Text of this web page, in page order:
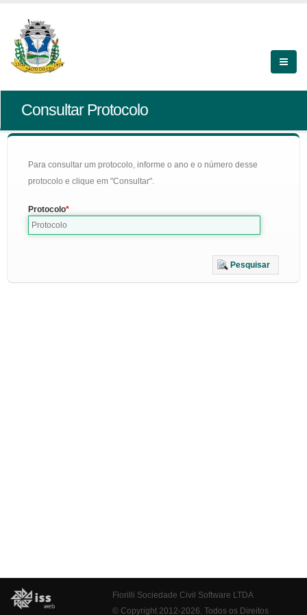
Consultar Protocolo
Para consultar um protocolo, informe o ano e o número desse
protocolo e clique em "Consultar".
Protocolo
Pesquisar
Fiorilli Sociedade Civil Software LTDA
© Copyright 2012-2026. Todos os Direitos